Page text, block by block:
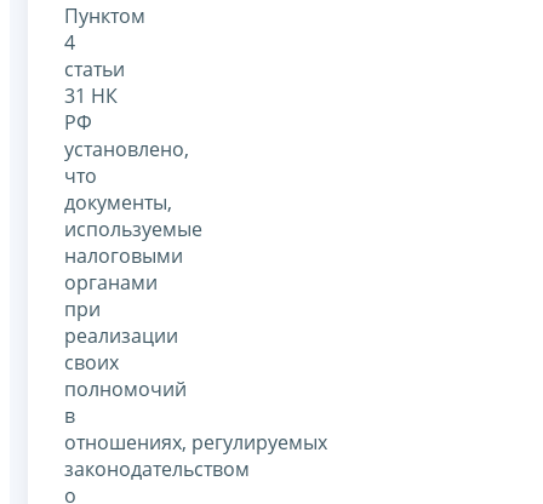
Пунктом
4
статьи
31 НК
РФ
установлено,
что
документы,
используемые
налоговыми
органами
при
реализации
своих
полномочий
в
отношениях, регулируемых
законодательством
о